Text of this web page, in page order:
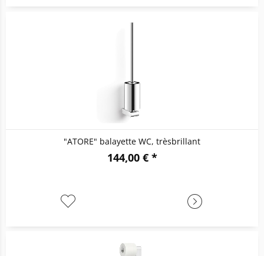
"ATORE" balayette WC, trèsbrillant
144,00 € *